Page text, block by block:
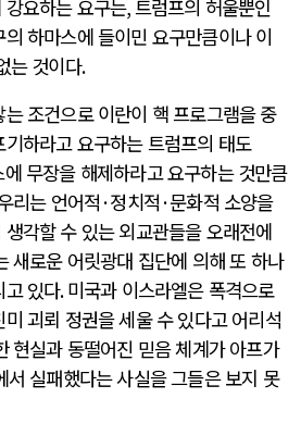
요하는 요구는,트럼프의 허울뿐인
하마스에 들이민 요구만큼이나 이
는 것이다.
조건으로 이란이 핵 프로그램을 중
하라고 요구하는 트럼프의 태도
무장을 해제하라고 요구하는 것만큼
리는 언어적 ·정치적 ·문화적 소양을
각할 수 있는 외교관들을 오래전에
새로운 어릿광대 집단에 의해 또 하나
고 있다.미국과 이스라엘은 폭격으로
괴뢰 정권을 세울 수 있다고 어리석
현실과 동떨어진 믿음 체계가 아프가
서 실패했다는 사실을 그들은 보지 못